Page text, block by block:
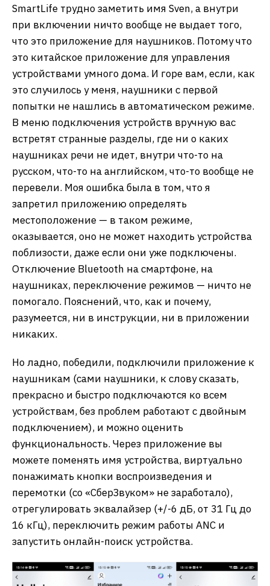
SmartLife трудно заметить имя Sven, а внутри
при включении ничто вообще не выдает того,
что это приложение для наушников. Потому что
это китайское приложение для управления
устройствами умного дома. И горе вам, если, как
это случилось у меня, наушники с первой
попытки не нашлись в автоматическом режиме.
В меню подключения устройств вручную вас
встретят странные разделы, где ни о каких
наушниках речи не идет, внутри что-то на
русском, что-то на английском, что-то вообще не
перевели. Моя ошибка была в том, что я
запретил приложению определять
местоположение — в таком режиме,
оказывается, оно не может находить устройства
поблизости, даже если они уже подключены.
Отключение Bluetooth на смартфоне, на
наушниках, переключение режимов — ничто не
помогало. Пояснений, что, как и почему,
разумеется, ни в инструкции, ни в приложении
никаких.
Но ладно, победили, подключили приложение к
наушникам (сами наушники, к слову сказать,
прекрасно и быстро подключаются ко всем
устройствам, без проблем работают с двойным
подключением), и можно оценить
функциональность. Через приложение вы
можете поменять имя устройства, виртуально
понажимать кнопки воспроизведения и
перемотки (со «СберЗвуком» не заработало),
отрегулировать эквалайзер (+/-6 дБ, от 31 Гц до
16 кГц), переключить режим работы ANC и
запустить онлайн-поиск устройства.